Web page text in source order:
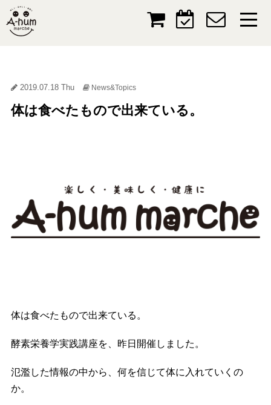
2019.07.18 Thu News&Topics
体は食べたもので出来ている。
体は食べたもので出来ている。
酵素栄養学実践講座を、昨日開催しました。
氾濫した情報の中から、何を信じて体に入れていくの
か。